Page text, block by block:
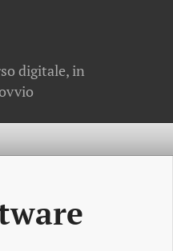
digitale, in